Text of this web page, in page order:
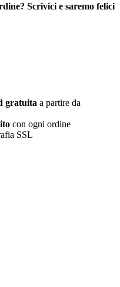
Scrivici e saremo felici
gratuita a partire da
con ogni ordine
SSL